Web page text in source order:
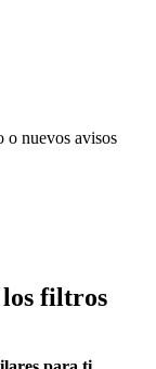
o nuevos avisos
los filtros